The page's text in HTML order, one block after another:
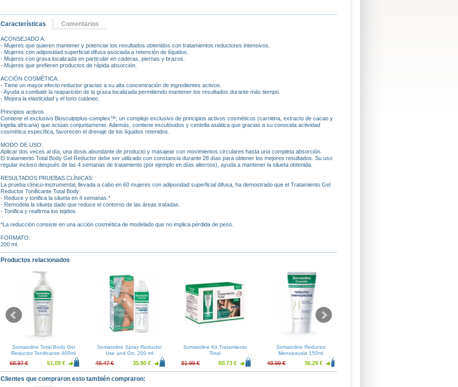
Características Comentarios
ACONSEJADO A:
- Mujeres que quieren mantener y potenciar los resultados obtenidos con tratamientos reductores intensivos.
- Mujeres con adiposidad superficial difusa asociada a retención de líquidos.
- Mujeres con grasa localizada en particular en caderas, piernas y brazos.
- Mujeres que prefieren productos de rápida absorción.
ACCIÓN COSMÉTICA:
- Tiene un mayor efecto reductor gracias a su alta concentración de ingredientes activos.
- Ayuda a combatir la reaparición de la grasa localizada permitiendo mantener los resultados durante más tiempo.
- Mejora la elasticidad y el tono cutáneo.
Principios activos
Contiene el exclusivo Biosculptplus-complex™, un complejo exclusivo de principios activos cosméticos (carnitina, extracto de cacao y
kigelia africana) que actúan conjuntamente. Además, contiene esculósidos y centella asiática que gracias a su conocida actividad
cosmética específica, favorecen el drenaje de los líquidos retenidos.
MODO DE USO:
Aplicar dos veces al día, una dosis abundante de producto y masajear con movimientos circulares hasta una completa absorción.
El tratamiento Total Body Gel Reductor debe ser utilizado con constancia durante 28 días para obtener los mejores resultados. Su uso
regular incluso después de las 4 semanas de tratamiento (por ejemplo en días alternos), ayuda a mantener la silueta obtenida.
RESULTADOS PRUEBAS CLÍNICAS:
La prueba clínico-instrumental, llevada a cabo en 60 mujeres con adiposidad superficial difusa, ha demostrado que el Tratamiento Gel
Reductor Tonificante Total Body:
- Reduce y tonifica la silueta en 4 semanas.*
- Remodela la silueta dado que reduce el contorno de las áreas tratadas.
- Tonifica y reafirma los tejidos.
*La reducción consiste en una acción cosmética de modelado que no implica pérdida de peso.
FORMATO:
200 ml.
Productos relacionados
Somatoline Total Body Gel
Reductor Tonificante 400ml
68.97 € 51.09 €
Somatoline Spray Reductor
Use and Go, 200 ml
48.47 € 35.90 €
Somatoline Kit Tratamiento
Total
81.99 € 60.73 €
Somatoline Reductor
Menopausia 150ml
48.99 € 36.29 €
Clientes que compraron esto también compraron: